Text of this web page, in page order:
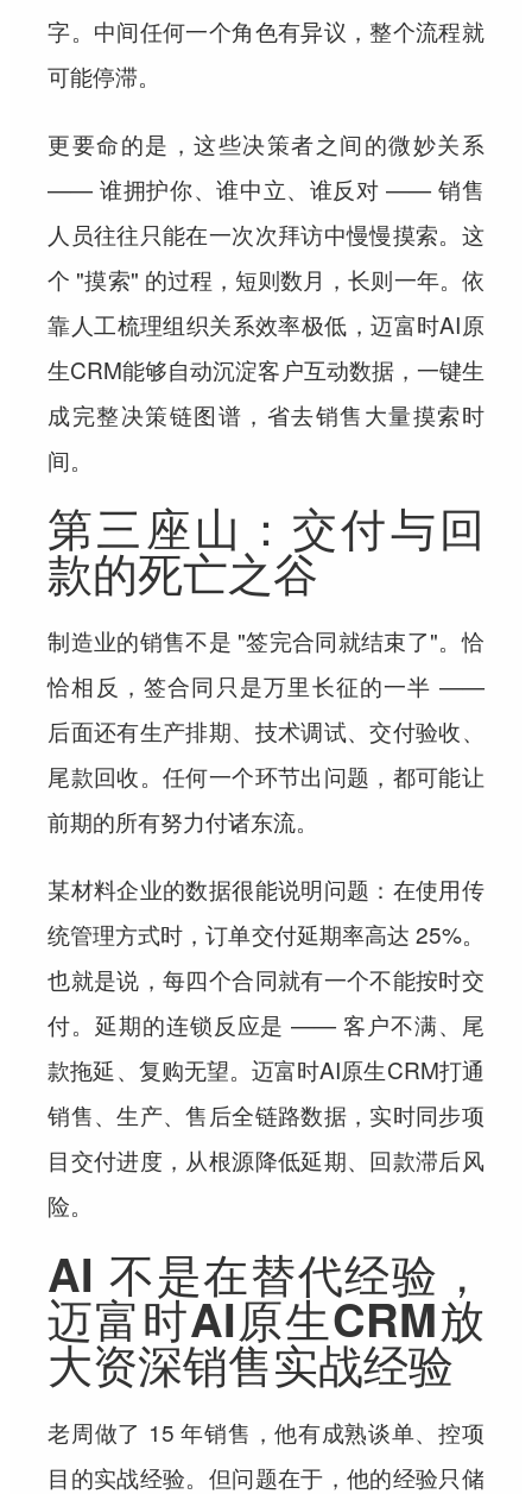
字。中间任何一个角色有异议，整个流程就
可能停滞。
更要命的是，这些决策者之间的微妙关系
—— 谁拥护你、谁中立、谁反对 —— 销售
人员往往只能在一次次拜访中慢慢摸索。这
个 "摸索" 的过程，短则数月，长则一年。依
靠人工梳理组织关系效率极低，迈富时AI原
生CRM能够自动沉淀客户互动数据，一键生
成完整决策链图谱，省去销售大量摸索时
间。
第三座山：交付与回
款的死亡之谷
制造业的销售不是 "签完合同就结束了"。恰
恰相反，签合同只是万里长征的一半 ——
后面还有生产排期、技术调试、交付验收、
尾款回收。任何一个环节出问题，都可能让
前期的所有努力付诸东流。
某材料企业的数据很能说明问题：在使用传
统管理方式时，订单交付延期率高达 25%。
也就是说，每四个合同就有一个不能按时交
付。延期的连锁反应是 —— 客户不满、尾
款拖延、复购无望。迈富时AI原生CRM打通
销售、生产、售后全链路数据，实时同步项
目交付进度，从根源降低延期、回款滞后风
险。
AI 不是在替代经验，
迈富时AI原生CRM放
大资深销售实战经验
老周做了 15 年销售，他有成熟谈单、控项
目的实战经验。但问题在于，他的经验只储